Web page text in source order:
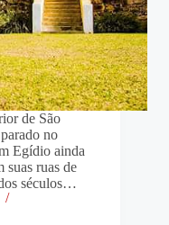
de São
no
Egídio ainda
suas ruas de
séculos…